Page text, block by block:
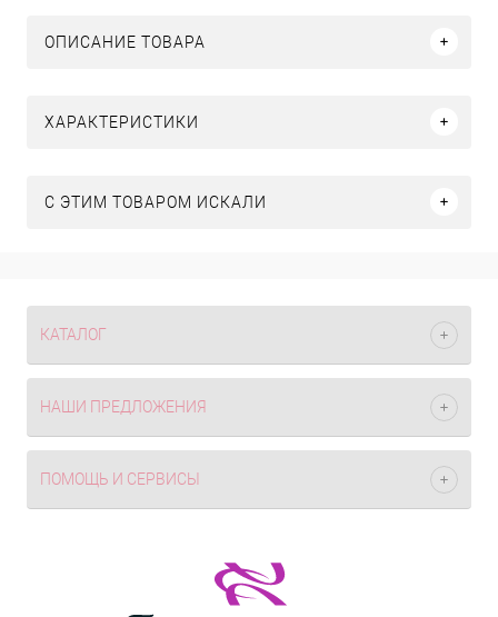
ОПИСАНИЕ ТОВАРА
ХАРАКТЕРИСТИКИ
C ЭТИМ ТОВАРОМ ИСКАЛИ
КАТАЛОГ
НАШИ ПРЕДЛОЖЕНИЯ
ПОМОЩЬ И СЕРВИСЫ